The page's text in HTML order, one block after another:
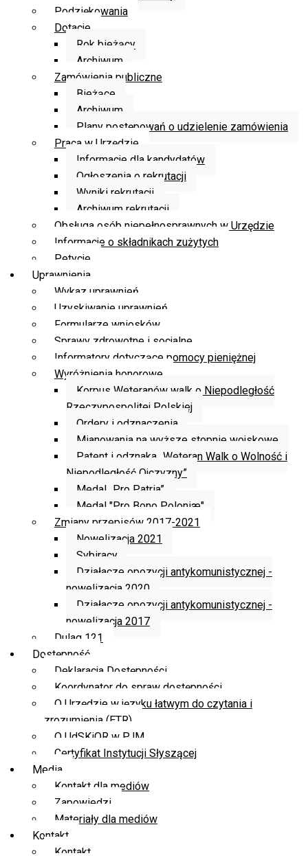
Podziękowania
Dotacje
Rok bieżący
Archiwum
Zamówienia publiczne
Bieżące
Archiwum
Plany postępowań o udzielenie zamówienia
Praca w Urzędzie
Informacje dla kandydatów
Ogłoszenia o rekrutacji
Wyniki rekrutacji
Archiwum rekrutacji
Obsługa osób niepełnosprawnych w Urzędzie
Informacje o składnikach zużytych
Petycje
Uprawnienia
Wykaz uprawnień
Uzyskiwanie uprawnień
Formularze wniosków
Sprawy zdrowotne i socjalne
Informatory dotyczące pomocy pieniężnej
Wyróżnienia honorowe
Korpus Weteranów walk o Niepodległość
Rzeczypospolitej Polskiej
Ordery i odznaczenia
Mianowania na wyższe stopnie wojskowe
Patent i odznaka „Weteran Walk o Wolność i
Niepodległość Ojczyzny”
Medal „Pro Patria”
Medal "Pro Bono Poloniæ"
Zmiany przepisów 2017-2021
Nowelizacja 2021
Sybiracy
Działacze opozycji antykomunistycznej -
nowelizacja 2020
Działacze opozycji antykomunistycznej -
nowelizacja 2017
Dulag 121
Dostępność
Deklaracja Dostępności
Koordynator do spraw dostępności
O Urzędzie w języku łatwym do czytania i
zrozumienia (ETR)
O UdSKiOR w PJM
Certyfikat Instytucji Słyszącej
Media
Kontakt dla mediów
Zapowiedzi
Materiały dla mediów
Kontakt
Kontakt